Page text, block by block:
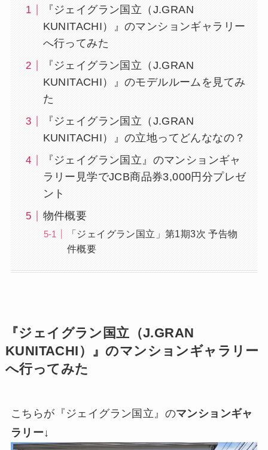
『ジェイグラン国立（J.GRAN
KUNITACHI）』のマンションギャラリー
へ行ってみた
『ジェイグラン国立（J.GRAN
KUNITACHI）』のモデルルームを見てみ
た
『ジェイグラン国立（J.GRAN
KUNITACHI）』の立地ってどんななの？
『ジェイグラン国立』のマンションギャ
ラリー見学でJCB商品券3,000円分プレゼ
ント
物件概要
「ジェイグラン国立」第1期3次 予告物
件概要
『ジェイグラン国立（J.GRAN
KUNITACHI）』のマンションギャラリー
へ行ってみた
こちらが『ジェイグラン国立』のマンションギャ
ラリー↓